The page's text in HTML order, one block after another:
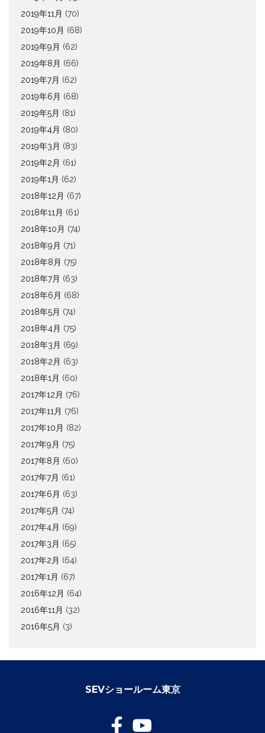
2019年11月 (70)
2019年10月 (68)
2019年9月 (62)
2019年8月 (66)
2019年7月 (62)
2019年6月 (68)
2019年5月 (81)
2019年4月 (80)
2019年3月 (83)
2019年2月 (61)
2019年1月 (62)
2018年12月 (67)
2018年11月 (61)
2018年10月 (74)
2018年9月 (71)
2018年8月 (75)
2018年7月 (63)
2018年6月 (68)
2018年5月 (74)
2018年4月 (75)
2018年3月 (69)
2018年2月 (63)
2018年1月 (60)
2017年12月 (76)
2017年11月 (76)
2017年10月 (82)
2017年9月 (75)
2017年8月 (60)
2017年7月 (61)
2017年6月 (63)
2017年5月 (74)
2017年4月 (69)
2017年3月 (65)
2017年2月 (64)
2017年1月 (67)
2016年12月 (64)
2016年11月 (32)
2016年5月 (3)
SEVショールーム東京